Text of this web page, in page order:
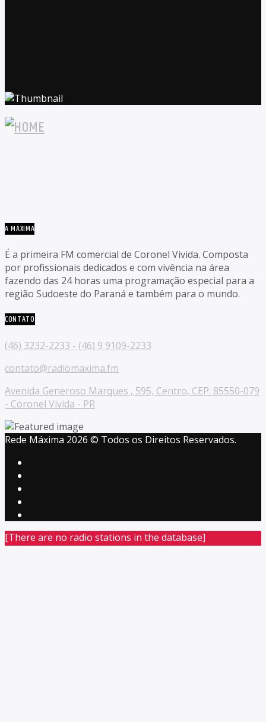
A MÁXIMA
É a primeira FM comercial de Coronel Vivida. Composta
por profissionais dedicados e com vivência na área
fazendo das 24 horas uma programação especial para a
região Sudoeste do Paraná e também para o mundo.
CONTATO
(46) 3232-2233 - (46) 9 9109-2233
contato@radiomaxima.fm
Avenida Generoso Marques , 595, Centro, CEP: 85550-079
- Coronel Vivida - PR
Rede Máxima 2026 © Todos os Direitos Reservados.
[There are no radio stations in the database]